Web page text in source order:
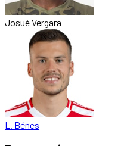
Josué Vergara
L. Bénes